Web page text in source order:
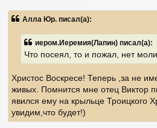
о
Алла Юр. писал(а):
иером.Иеремия(Лапин) писал(а):
Что посеял, то и пожал, нет
Христос Воскресе! Теперь ,за не
живых. Помнится мне отец Виктор
явился ему на крыльце Троицкого
увидим,что будет!)